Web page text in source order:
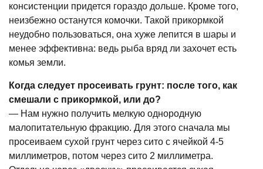
консистенции придется гораздо дольше. Кроме того,
неизбежно останутся комочки. Такой прикормкой
неудобно пользоваться, она хуже лепится в шары и
менее эффективна: ведь рыба вряд ли захочет есть
комья земли.
Когда следует просеивать грунт: после того, как
смешали с прикормкой, или до?
— Нам нужно получить мелкую однородную
малопитательную фракцию. Для этого сначала мы
просеиваем сухой грунт через сито с ячейкой 4-5
миллиметров, потом через сито 2 миллиметра.